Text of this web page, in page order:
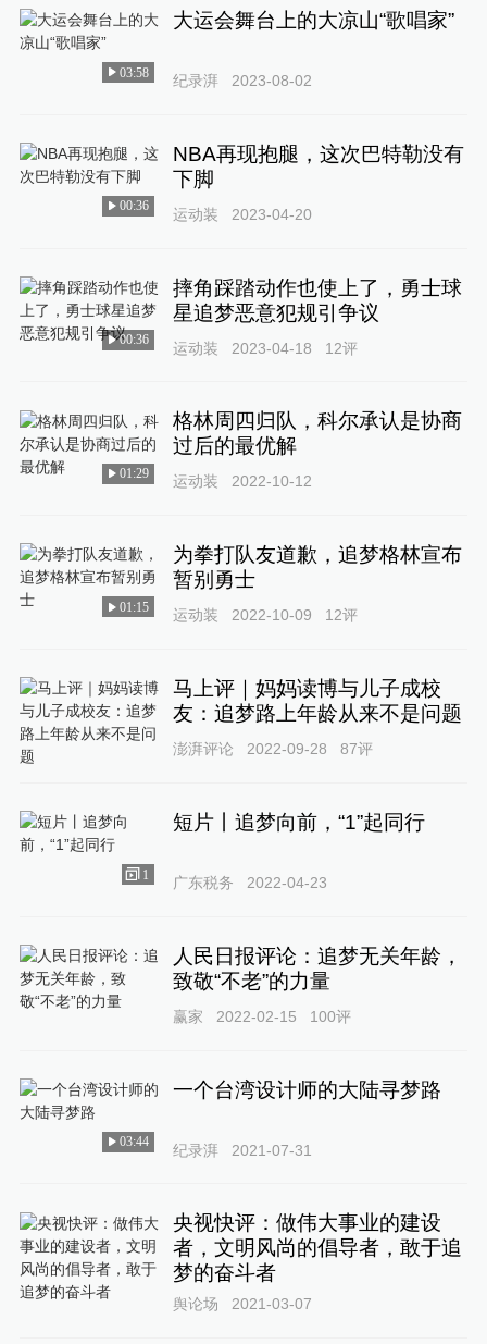
03:58
大运会舞台上的大凉山“歌唱家”
纪录湃 2023-08-02
00:36
NBA再现抱腿，这次巴特勒没有
下脚
运动装 2023-04-20
00:36
摔角踩踏动作也使上了，勇士球
星追梦恶意犯规引争议
运动装 2023-04-18 12评
01:29
格林周四归队，科尔承认是协商
过后的最优解
运动装 2022-10-12
01:15
为拳打队友道歉，追梦格林宣布
暂别勇士
运动装 2022-10-09 12评
马上评｜妈妈读博与儿子成校
友：追梦路上年龄从来不是问题
澎湃评论 2022-09-28 87评
1
短片丨追梦向前，“1”起同行
广东税务 2022-04-23
人民日报评论：追梦无关年龄，
致敬“不老”的力量
赢家 2022-02-15 100评
03:44
一个台湾设计师的大陆寻梦路
纪录湃 2021-07-31
央视快评：做伟大事业的建设
者，文明风尚的倡导者，敢于追
梦的奋斗者
舆论场 2021-03-07